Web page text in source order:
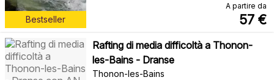
Bestseller
A partire da
57 €
Rafting di media difficoltà a Thonon-
les-Bains - Dranse
Thonon-les-Bains